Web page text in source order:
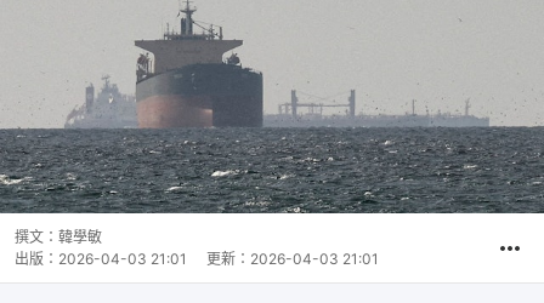
撰文： 韓學敏
出版： 2026-04-03 21:01 更新： 2026-04-03 21:01